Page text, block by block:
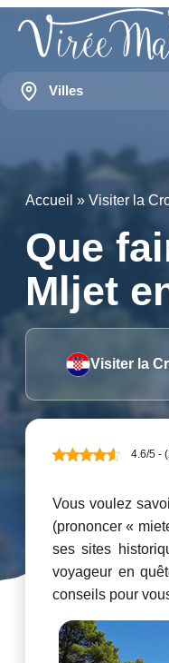
Villes
Accueil » Visiter la
Que
Mljet
Visiter la
4.6/5 -
Vous voulez
(prononcer «
ses sites
voyageur en
conseils pour